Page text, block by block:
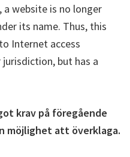
a website is no longer
its name. Thus, this
Internet access
but has a
krav på föregående
möjlighet att överklaga.